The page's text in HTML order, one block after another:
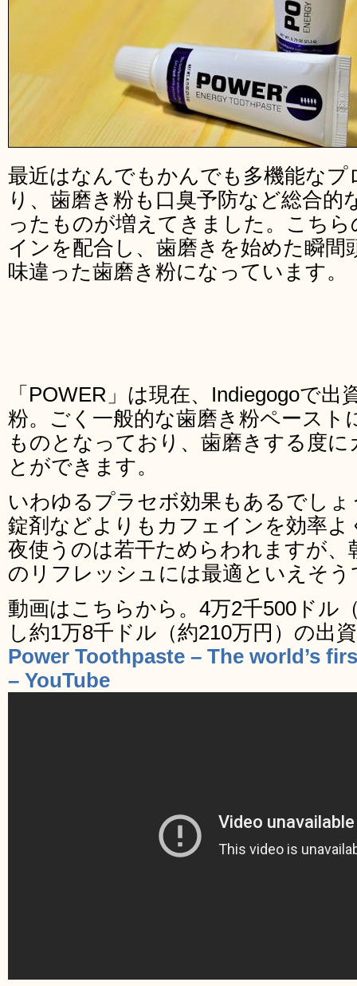
最近はなんでもかんでも多機能な
り、歯磨き粉も口臭予防など総合的
ったものが増えてきました。こち
インを配合し、歯磨きを始めた瞬
味違った歯磨き粉になっています。
「POWER」は現在、Indiegogoで
粉。ごく一般的な歯磨き粉ペースト
ものとなっており、歯磨きする度
とができます。
いわゆるプラセボ効果もあるでし
錠剤などよりもカフェインを効率
夜使うのは若干ためらわれますが、
のリフレッシュには最適といえそう
動画はこちらから。4万2千500ドル
し約1万8千ドル（約210万円）の出
Power Toothpaste – The world’s
– YouTube